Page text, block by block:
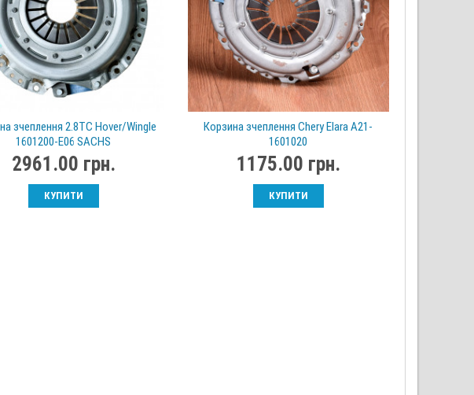
зчеплення 2.8TC Hover/Wingle
1601200-E06 SACHS
2961.00 грн.
КУПИТИ
Корзина зчеплення Chery Elara A21-
1601020
1175.00 грн.
КУПИТИ